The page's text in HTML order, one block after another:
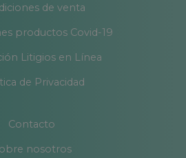
de venta
productos Covid-19
Litigios en Línea
de Privacidad
Contacto
nosotros